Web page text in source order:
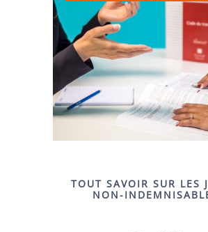
TOUT SAVOIR SUR LES
NON-